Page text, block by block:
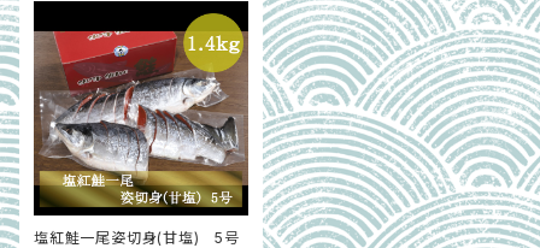
塩紅鮭一尾姿切身(甘塩) 5号